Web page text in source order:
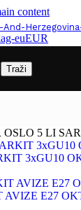
content
EUR
Traži
OSLO 5 LI
3xGU10
E27